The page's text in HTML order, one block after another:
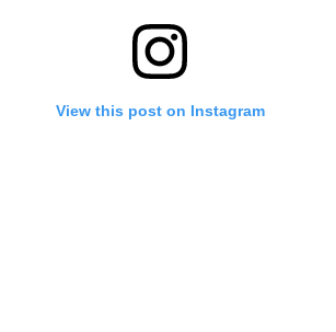
View this post on Instagram